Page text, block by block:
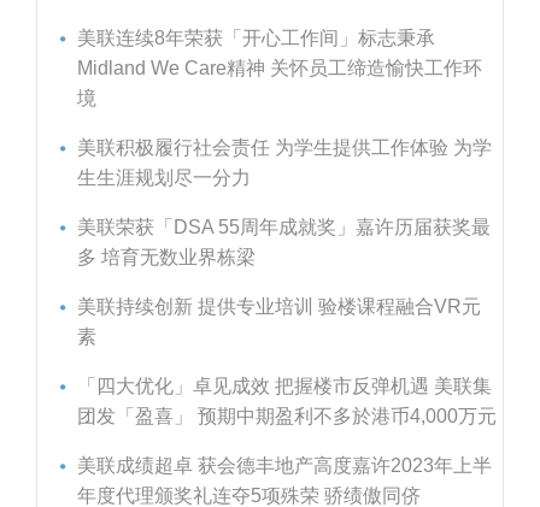
美联连续8年荣获「开心工作间」标志秉承
Midland We Care精神 关怀员工缔造愉快工作环
境
美联积极履行社会责任 为学生提供工作体验 为学
生生涯规划尽一分力
美联荣获「DSA 55周年成就奖」嘉许历届获奖最
多 培育无数业界栋梁
美联持续创新 提供专业培训 验楼课程融合VR元
素
「四大优化」卓见成效 把握楼市反弹机遇 美联集
团发「盈喜」 预期中期盈利不多於港币4,000万元
美联成绩超卓 获会德丰地产高度嘉许2023年上半
年度代理颁奖礼连夺5项殊荣 骄绩傲同侪